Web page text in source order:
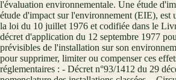
l'évaluation environnementale. Une étude
étude d'impact sur l'environnement (EIE), est
la loi du 10 juillet 1976 et codifiée dans le
décret d'application du 12 septembre 1977
prévisibles de l'installation sur son
pour supprimer, limiter ou compenser ces
réglementaires : - Décret n°93/1412 du 29